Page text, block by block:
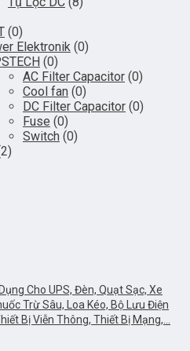
(0)
Elektronik (0)
(0)
AC Filter Capacitor (0)
Cool fan (0)
DC Filter Capacitor (0)
Fuse (0)
Switch (0)
Cho UPS, Đèn, Quạt Sạc, Xe
Trừ Sâu, Loa Kéo, Bộ Lưu Điện
Bị Viễn Thông, Thiết Bị Mạng,…